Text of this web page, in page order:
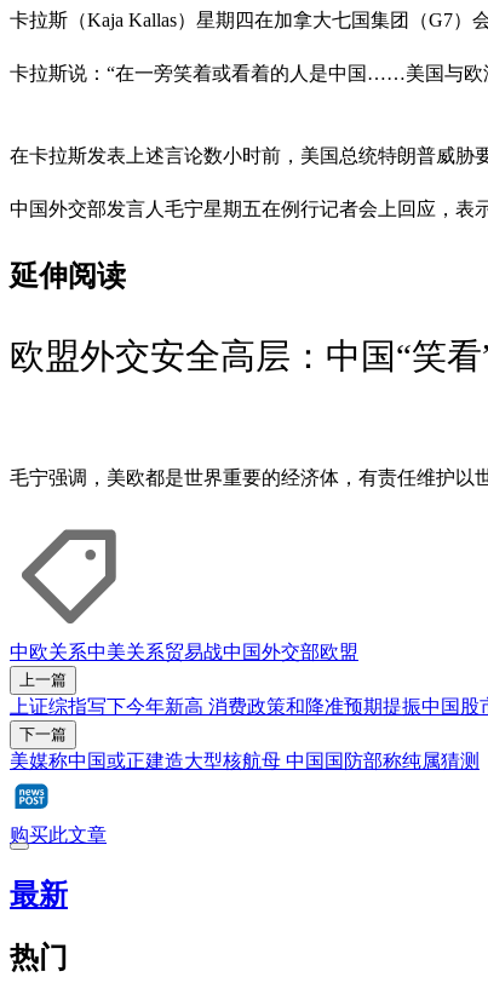
卡拉斯（Kaja Kallas）星期四在加拿大七国集团（G7）
卡拉斯说：“在一旁笑着或看着的人是中国……美国与欧
在卡拉斯发表上述言论数小时前，美国总统特朗普威胁
中国外交部发言人毛宁星期五在例行记者会上回应，表
延伸阅读
欧盟外交安全高层：中国“笑
毛宁强调，美欧都是世界重要的经济体，有责任维护以
中欧关系中美关系贸易战中国外交部欧盟
上一篇
上证综指写下今年新高 消费政策和降准预期提振中国股
下一篇
美媒称中国或正建造大型核航母 中国国防部称纯属猜测
购买此文章
最新
热门